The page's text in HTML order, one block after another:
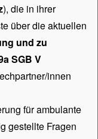
), die in ihrer
über die aktuellen
und zu
SGB V
innen
für ambulante
gestellte Fragen